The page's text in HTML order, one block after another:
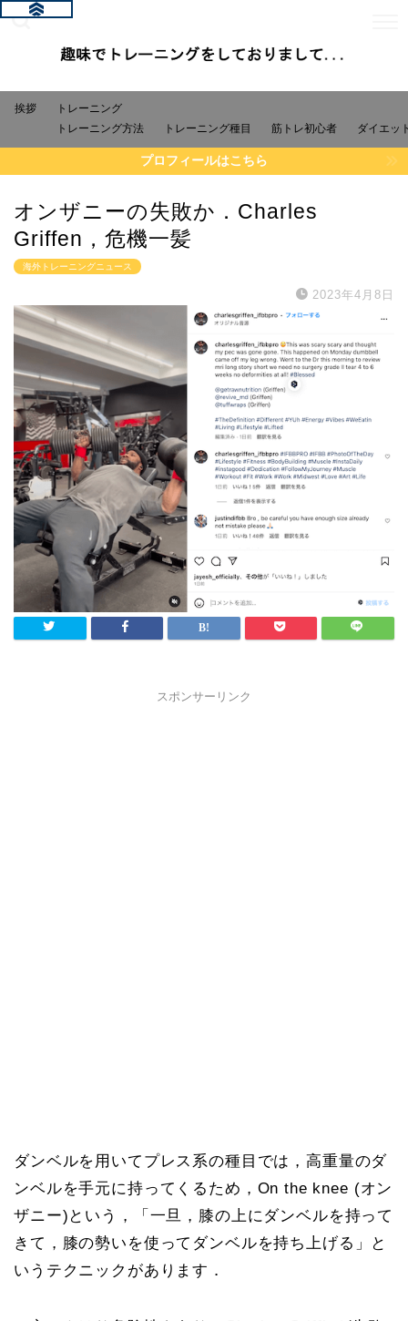
挨拶
トレーニング
トレーニング方法
トレーニング種目 筋トレ初心者 ダイエッ
プロフィールはこちら
オンザニーの失敗か．Charles
Griffen，危機一髪
海外トレーニングニュース
2023年4月8日
スポンサーリンク
ダンベルを用いてプレス系の種目では，高重量のダ
ンベルを手元に持ってくるため，On the knee (オン
ザニー)という，「一旦，膝の上にダンベルを持って
きて，膝の勢いを使ってダンベルを持ち上げる」と
いうテクニックがあります．